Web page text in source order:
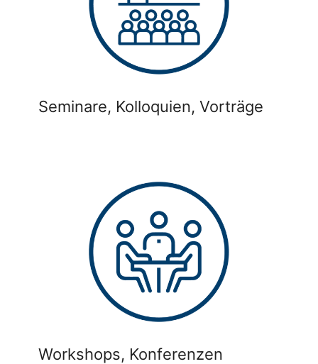
Seminare, Kolloquien, Vorträge
Workshops, Konferenzen